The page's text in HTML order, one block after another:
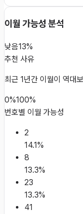
이월 가능성 분석
낮음13%
추천 사유
최근 1년간 이월이 역대
0%100%
번호별 이월 가능성
2
14.1%
8
13.3%
23
13.3%
41